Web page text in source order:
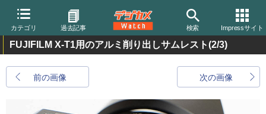
カテゴリ 過去記事 検索 Impressサイト
FUJIFILM X-T1用のアルミ削り出しサムレスト(2/3)
前の画像 次の画像